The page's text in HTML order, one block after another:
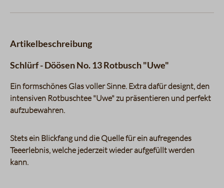
Artikelbeschreibung
Schlürf - Döösen No. 13 Rotbusch "Uwe"
Ein formschönes Glas voller Sinne. Extra dafür designt, den
intensiven Rotbuschtee "Uwe" zu präsentieren und perfekt
aufzubewahren.
Stets ein Blickfang und die Quelle für ein aufregendes
Teeerlebnis, welche jederzeit wieder aufgefüllt werden
kann.